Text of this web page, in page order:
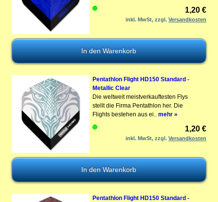
1,20 €
inkl. MwSt, zzgl.Versandkosten
Pentathlon Flight HD150 Standard -
Metallic Clear
Die weltweit meistverkauftesten Flys
stellt die Firma Pentathlon her. Die
Flights bestehen aus ei.. mehr »
1,20 €
inkl. MwSt, zzgl.Versandkosten
Pentathlon Flight HD150 Standard -